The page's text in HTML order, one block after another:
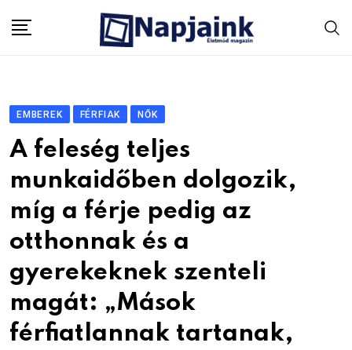
EMBEREK FÉRFIAK NŐK
A feleség teljes
munkaidőben dolgozik,
míg a férje pedig az
otthonnak és a
gyerekeknek szenteli
magát: „Mások
férfiatlannak tartanak,